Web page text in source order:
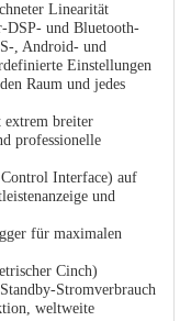
Linearität
DSP- und Bluetooth-
, Android- und
Einstellungen
Raum und jedes
extrem breiter
professionelle
Interface) auf
und
für maximalen
Cinch)
Stromverbrauch
weltweite